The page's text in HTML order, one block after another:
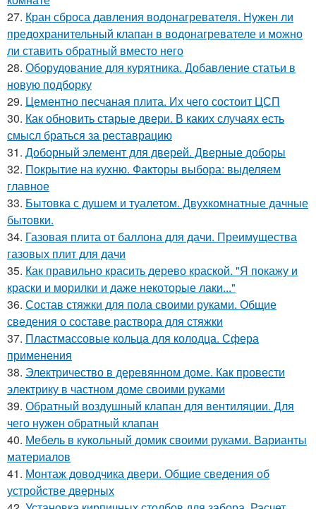
27. Кран сброса давления водонагревателя. Нужен ли
предохранительный клапан в водонагревателе и можно
ли ставить обратный вместо него
28. Оборудование для курятника. Добавление статьи в
новую подборку
29. Цементно песчаная плита. Их чего состоит ЦСП
30. Как обновить старые двери. В каких случаях есть
смысл браться за реставрацию
31. Доборный элемент для дверей. Дверные доборы
32. Покрытие на кухню. Факторы выбора: выделяем
главное
33. Бытовка с душем и туалетом. Двухкомнатные дачные
бытовки.
34. Газовая плита от баллона для дачи. Преимущества
газовых плит для дачи
35. Как правильно красить дерево краской. "Я покажу и
краски и морилки и даже некоторые лаки..."
36. Состав стяжки для пола своими руками. Общие
сведения о составе раствора для стяжки
37. Пластмассовые кольца для колодца. Сфера
применения
38. Электричество в деревянном доме. Как провести
электрику в частном доме своими руками
39. Обратный воздушный клапан для вентиляции. Для
чего нужен обратный клапан
40. Мебель в кукольный домик своими руками. Варианты
материалов
41. Монтаж доводчика двери. Общие сведения об
устройстве дверных